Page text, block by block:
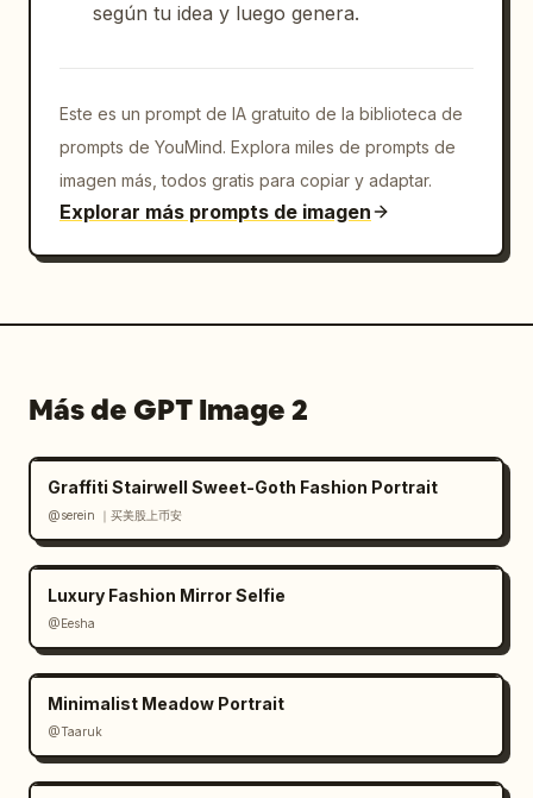
según tu idea y luego genera.
Este es un prompt de IA gratuito de la biblioteca de
prompts de YouMind. Explora miles de prompts de
imagen más, todos gratis para copiar y adaptar.
Explorar más prompts de imagen
Más de GPT Image 2
Graffiti Stairwell Sweet-Goth Fashion Portrait
@serein ｜买美股上币安
Luxury Fashion Mirror Selfie
@Eesha
Minimalist Meadow Portrait
@Taaruk